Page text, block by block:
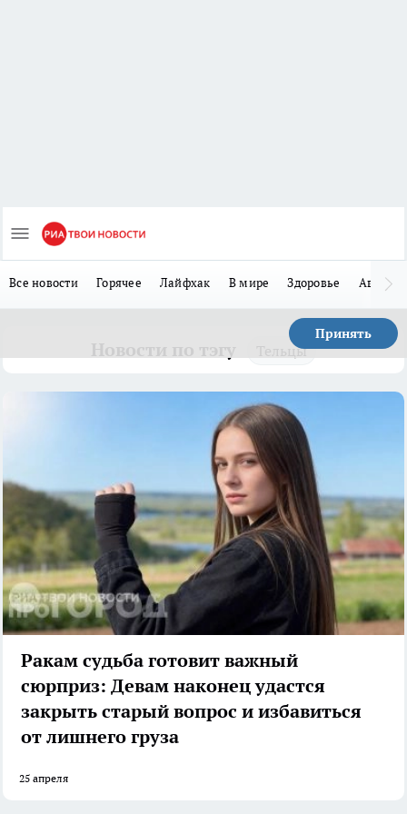
Все новости Горячее Лайфхак В мире Здоровье Авто
Принять
Тельцы
Ракам судьба готовит важный
сюрприз: Девам наконец удастся
закрыть старый вопрос и избавиться
от лишнего груза
25 апреля